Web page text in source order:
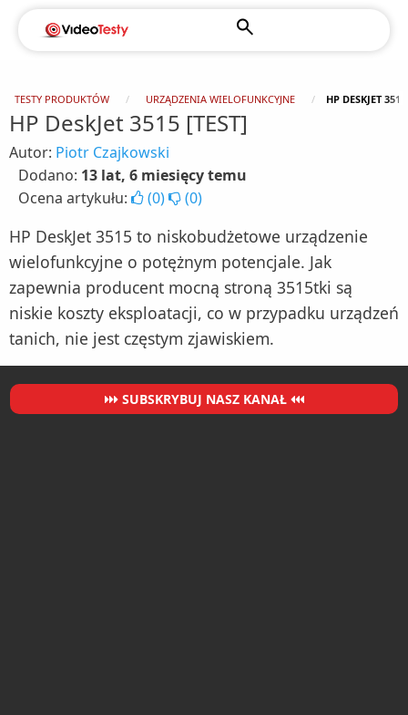
TESTY PRODUKTÓW URZĄDZENIA WIELOFUNKCYJNE HP DESKJET
HP DeskJet 3515 [TEST]
Autor: Piotr Czajkowski
Dodano: 13 lat, 6 miesięcy temu
Ocena artykułu:
(0) (0)
HP DeskJet 3515 to niskobudżetowe urządzenie
wielofunkcyjne o potężnym potencjale. Jak
zapewnia producent mocną stroną 3515tki są
niskie koszty eksploatacji, co w przypadku urządzeń
tanich, nie jest częstym zjawiskiem.
SUBSKRYBUJ NASZ KANAŁ